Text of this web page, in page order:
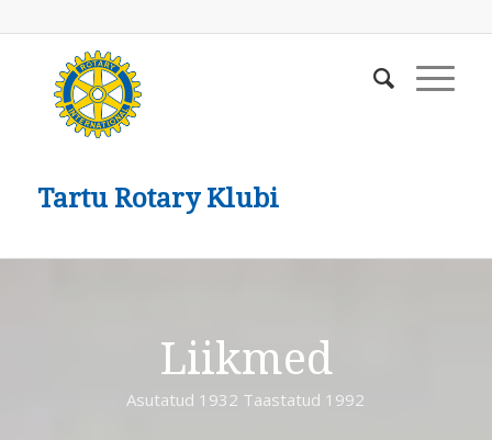
Tartu Rotary Klubi
Liikmed
Asutatud 1932 Taastatud 1992